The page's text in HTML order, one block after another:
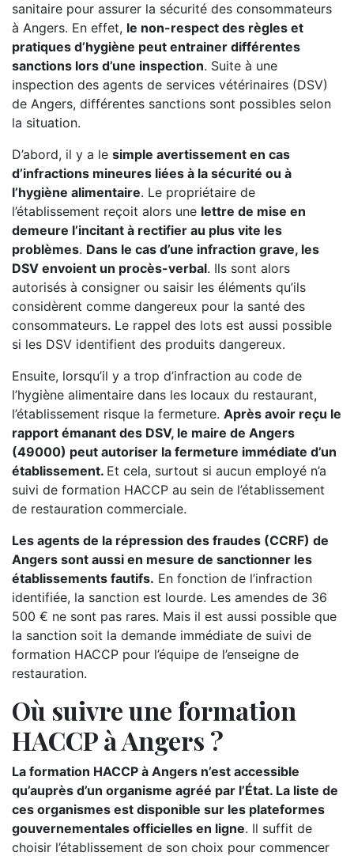
sanitaire pour assurer la sécurité des consommateurs
à Angers. En effet, le non-respect des règles et
pratiques d’hygiène peut entrainer différentes
sanctions lors d’une inspection. Suite à une
inspection des agents de services vétérinaires (DSV)
de Angers, différentes sanctions sont possibles selon
la situation.
D’abord, il y a le simple avertissement en cas
d’infractions mineures liées à la sécurité ou à
l’hygiène alimentaire. Le propriétaire de
l’établissement reçoit alors une lettre de mise en
demeure l’incitant à rectifier au plus vite les
problèmes. Dans le cas d’une infraction grave, les
DSV envoient un procès-verbal. Ils sont alors
autorisés à consigner ou saisir les éléments qu’ils
considèrent comme dangereux pour la santé des
consommateurs. Le rappel des lots est aussi possible
si les DSV identifient des produits dangereux.
Ensuite, lorsqu’il y a trop d’infraction au code de
l’hygiène alimentaire dans les locaux du restaurant,
l’établissement risque la fermeture. Après avoir reçu le
rapport émanant des DSV, le maire de Angers
(49000) peut autoriser la fermeture immédiate d’un
établissement. Et cela, surtout si aucun employé n’a
suivi de formation HACCP au sein de l’établissement
de restauration commerciale.
Les agents de la répression des fraudes (CCRF) de
Angers sont aussi en mesure de sanctionner les
établissements fautifs. En fonction de l’infraction
identifiée, la sanction est lourde. Les amendes de 36
500 € ne sont pas rares. Mais il est aussi possible que
la sanction soit la demande immédiate de suivi de
formation HACCP pour l’équipe de l’enseigne de
restauration.
Où suivre une formation
HACCP à Angers ?
La formation HACCP à Angers n’est accessible
qu’auprès d’un organisme agréé par l’État. La liste de
ces organismes est disponible sur les plateformes
gouvernementales officielles en ligne. Il suffit de
choisir l’établissement de son choix pour commencer